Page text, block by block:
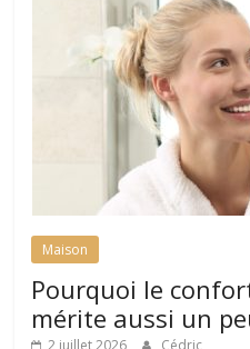
Maison
Pourquoi le
mérite aussi un